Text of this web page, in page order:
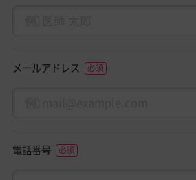
メールアドレス
電話番号